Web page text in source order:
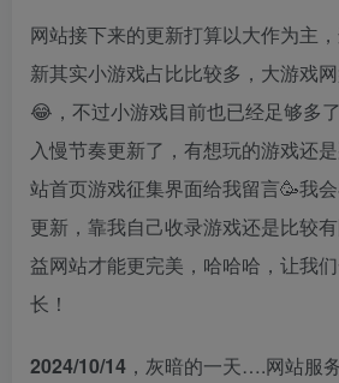
网站接下来的更新打算以大作为主
新其实小游戏占比比较多，大游戏
😂，不过小游戏目前也已经足够多
入慢节奏更新了，有想玩的游戏还
站首页游戏征集界面给我留言🥳我
更新，靠我自己收录游戏还是比较
益网站才能更完美，哈哈哈，让我
长！
2024/10/14 ，灰暗的一天….网站服